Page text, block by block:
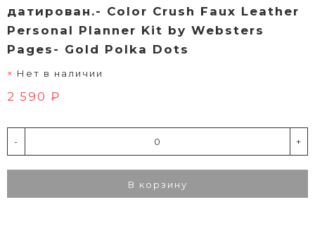
датирован.- Color Crush Faux Leather
Personal Planner Kit by Websters
Pages- Gold Polka Dots
Нет в наличии
2 590 ₽
- +
В корзину